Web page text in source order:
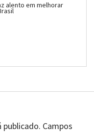
alento em melhorar
publicado. Campos